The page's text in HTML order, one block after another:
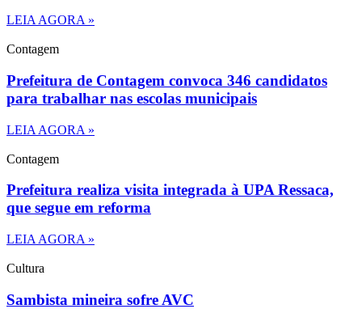
LEIA AGORA »
Contagem
Prefeitura de Contagem convoca 346 candidatos
para trabalhar nas escolas municipais
LEIA AGORA »
Contagem
Prefeitura realiza visita integrada à UPA Ressaca,
que segue em reforma
LEIA AGORA »
Cultura
Sambista mineira sofre AVC